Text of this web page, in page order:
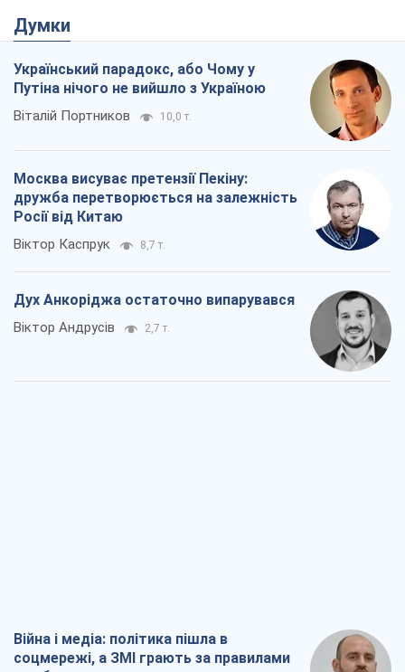
Думки
Український парадокс, або Чому у
Путіна нічого не вийшло з Україною
Віталій Портников 10,0 т.
Москва висуває претензії Пекіну:
дружба перетворюється на залежність
Росії від Китаю
Віктор Каспрук 8,7 т.
Дух Анкоріджа остаточно випарувався
Віктор Андрусів 2,7 т.
Війна і медіа: політика пішла в
соцмережі, а ЗМІ грають за правилами